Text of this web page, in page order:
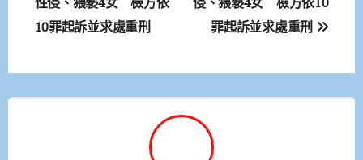
導
覽
10罪起訴並求處重刑
罪起訴並求處重刑